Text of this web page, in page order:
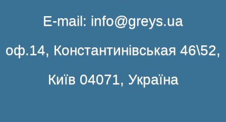
E-mail: info@greys.ua
оф.14, Константинівськая 46\52,
Київ 04071, Україна